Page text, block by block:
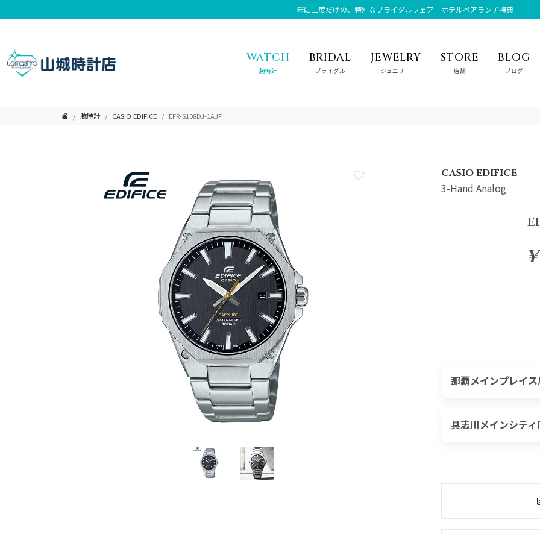
年に二度だけの、特別なブライダルフェア｜ホテルペアランチ特典
WATCH
腕時計
BRIDAL
ブライダル
JEWELRY
ジュエリー
STORE
店舗
BLOG
ブログ
腕時計 CASIO EDIFICE EFR-S108DJ-1AJF
CASIO EDIFICE
3-Hand Analog
那覇メインプレイ
具志川メインシティ